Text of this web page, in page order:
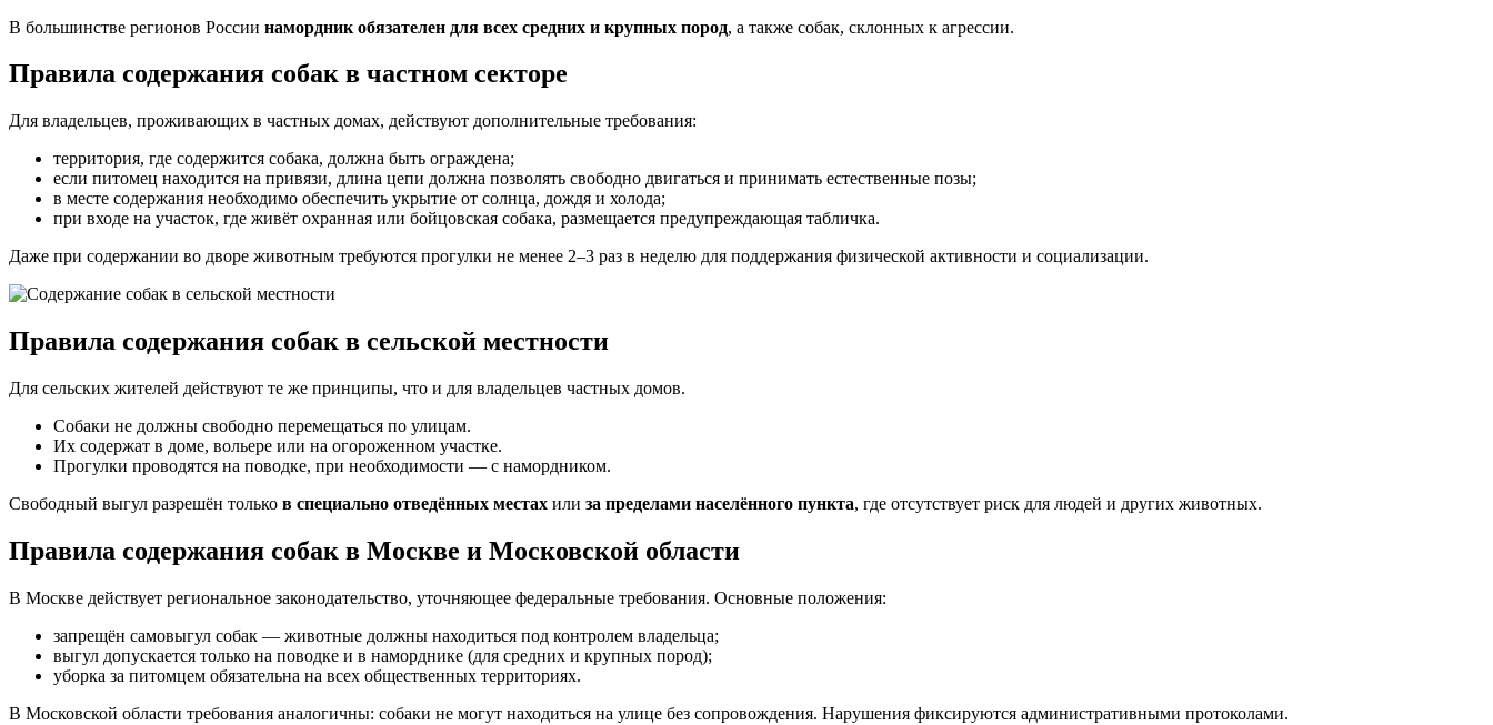
В большинстве регионов России намордник обязателен для всех средних и крупных пород, а также собак, склонных к агрессии.
Правила содержания собак в частном секторе
Для владельцев, проживающих в частных домах, действуют дополнительные требования:
территория, где содержится собака, должна быть ограждена;
если питомец находится на привязи, длина цепи должна позволять свободно двигаться и принимать естественные позы;
в месте содержания необходимо обеспечить укрытие от солнца, дождя и холода;
при входе на участок, где живёт охранная или бойцовская собака, размещается предупреждающая табличка.
Даже при содержании во дворе животным требуются прогулки не менее 2–3 раз в неделю для поддержания физической активности и социализации.
Правила содержания собак в сельской местности
Для сельских жителей действуют те же принципы, что и для владельцев частных домов.
Собаки не должны свободно перемещаться по улицам.
Их содержат в доме, вольере или на огороженном участке.
Прогулки проводятся на поводке, при необходимости — с намордником.
Свободный выгул разрешён только в специально отведённых местах или за пределами населённого пункта, где отсутствует риск для людей и других животных.
Правила содержания собак в Москве и Московской области
В Москве действует региональное законодательство, уточняющее федеральные требования. Основные положения:
запрещён самовыгул собак — животные должны находиться под контролем владельца;
выгул допускается только на поводке и в наморднике (для средних и крупных пород);
уборка за питомцем обязательна на всех общественных территориях.
В Московской области требования аналогичны: собаки не могут находиться на улице без сопровождения. Нарушения фиксируются административными протоколами.